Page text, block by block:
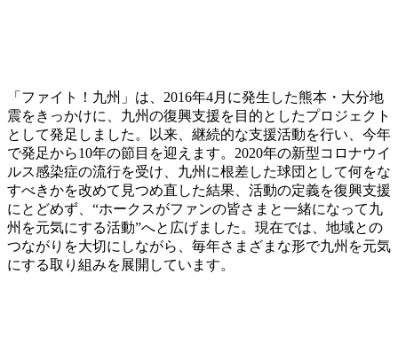
「ファイト！九州」は、2016年4月に発生した熊本・大分地
震をきっかけに、九州の復興支援を目的としたプロジェクト
として発足しました。以来、継続的な支援活動を行い、今年
で発足から10年の節目を迎えます。2020年の新型コロナウイ
ルス感染症の流行を受け、九州に根差した球団として何をな
すべきかを改めて見つめ直した結果、活動の定義を復興支援
にとどめず、“ホークスがファンの皆さまと一緒になって九
州を元気にする活動”へと広げました。現在では、地域との
つながりを大切にしながら、毎年さまざまな形で九州を元気
にする取り組みを展開しています。